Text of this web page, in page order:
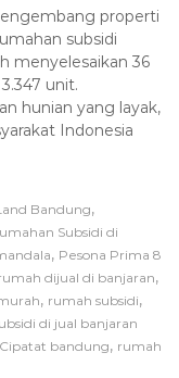
properti
subsidi
menyelesaikan 36
unit.
hunian yang layak,
Indonesia
Bandung,
Subsidi di
, Pesona Prima 8
dijual di banjaran,
, rumah subsidi,
di jual banjaran
bandung, rumah